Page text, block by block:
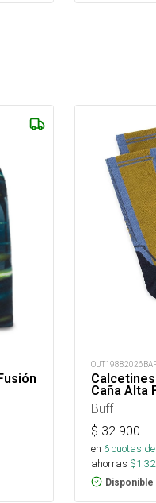
Caña Alta
Buff
$ 32.900
en 6cuotas
ahorras $
Disponible